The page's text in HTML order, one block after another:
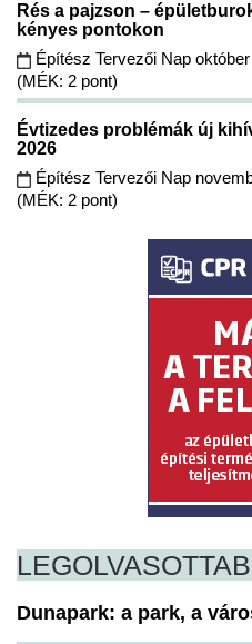
Rés a pajzson –
kényes pontokon
Építész Tervezői Nap
(MÉK: 2 pont)
Évtizedes problémák új
2026
Építész Tervezői Nap
(MÉK: 2 pont)
Dunapark: a park, a